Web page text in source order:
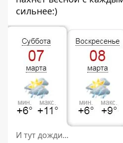
сильнее:)
И тут дожди...